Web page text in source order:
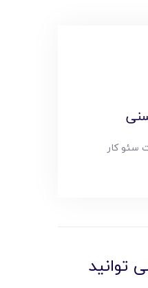
سئو کار
توانید